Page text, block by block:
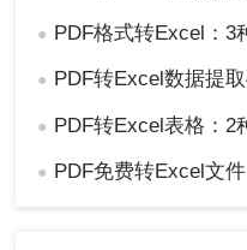
● PDF格式转Excel：3种方法按
● PDF转Excel数据提取4法：识
● PDF转Excel表格：2种方
● PDF免费转Excel文件：2种方